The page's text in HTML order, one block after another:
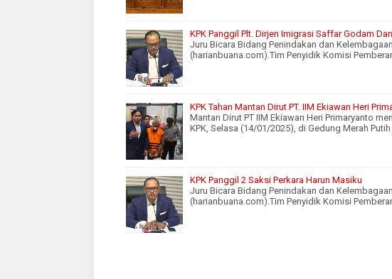
KPK Panggil Plt. Dirjen Imigrasi Saffar Godam
Juru Bicara Bidang Penindakan dan
(harianbuana.com).Tim Penyidik Komisi
KPK Tahan Mantan Dirut PT. IIM Ekiawan Heri
Mantan Dirut PT IIM Ekiawan Heri Primaryanto
KPK, Selasa (14/01/2025), di Gedung Merah Putih
KPK Panggil 2 Saksi Perkara Harun Masiku
Juru Bicara Bidang Penindakan dan
(harianbuana.com).Tim Penyidik Komisi